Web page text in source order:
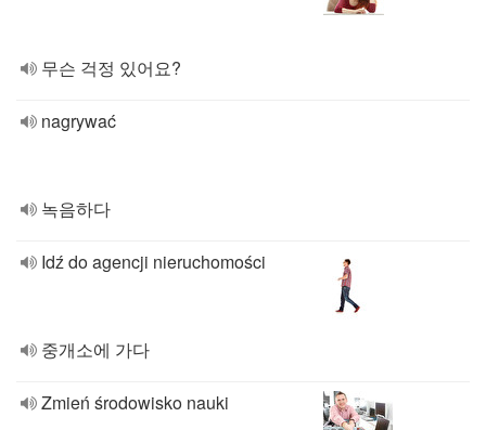
무슨 걱정 있어요?
nagrywać
녹음하다
Idź do agencji nieruchomości
중개소에 가다
Zmień środowisko nauki